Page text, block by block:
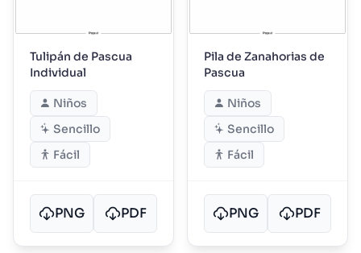
Tulipán de Pascua
Individual
Niños
Sencillo
Fácil
PNG PDF
Pila de Zanahorias de
Pascua
Niños
Sencillo
Fácil
PNG PDF